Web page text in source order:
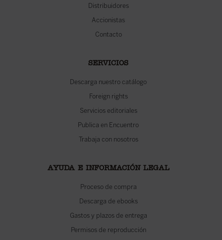
Distribuidores
Accionistas
Contacto
SERVICIOS
Descarga nuestro catálogo
Foreign rights
Servicios editoriales
Publica en Encuentro
Trabaja con nosotros
AYUDA E INFORMACIÓN LEGAL
Proceso de compra
Descarga de ebooks
Gastos y plazos de entrega
Permisos de reproducción